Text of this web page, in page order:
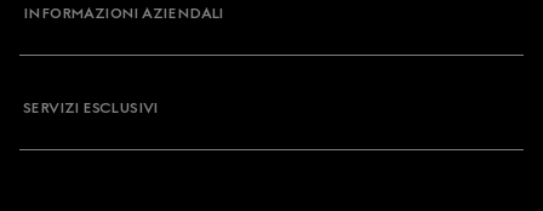
INFORMAZIONI AZIENDALI
SERVIZI ESCLUSIVI